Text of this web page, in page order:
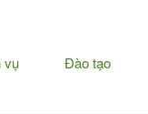
vụ
Menu
Đào tạo